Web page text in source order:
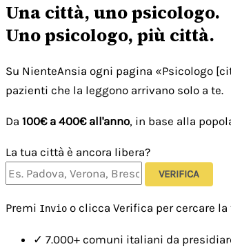
Una città, uno psicologo.
Uno psicologo, più città.
Su NienteAnsia ogni pagina «Psicologo
pazienti che la leggono arrivano solo a te.
Da 100€ a 400€ all'anno, in base alla
La tua città è ancora libera?
VERIFICA
Premi Invio o clicca Verifica per cercare
✓ 7.000+ comuni italiani da